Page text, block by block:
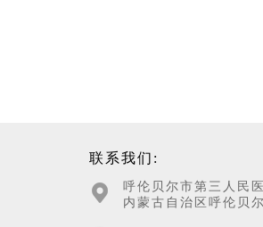
联系我们:
呼伦贝尔市第三人民
内蒙古自治区呼伦贝